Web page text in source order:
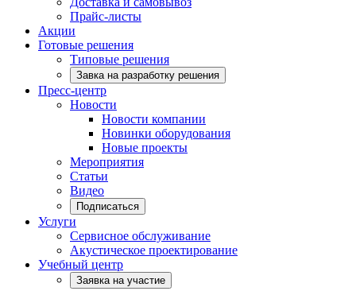
Прайс-листы
Акции
Готовые решения
Типовые решения
Завка на разработку решения
Пресс-центр
Новости
Новости компании
Новинки оборудования
Новые проекты
Мероприятия
Статьи
Видео
Подписаться
Услуги
Сервисное обслуживание
Акустическое проектирование
Учебный центр
Заявка на участие